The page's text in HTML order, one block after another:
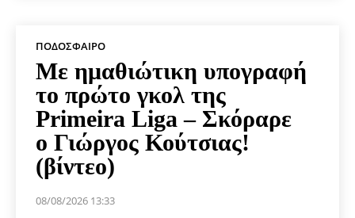
ΠΟΔΌΣΦΑΙΡΟ
Με ημαθιώτικη υπογραφή
το πρώτο γκολ της
Primeira Liga – Σκόραρε
ο Γιώργος Κούτσιας!
(βίντεο)
08/08/2026 13:33